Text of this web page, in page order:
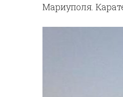
Мариуполя.